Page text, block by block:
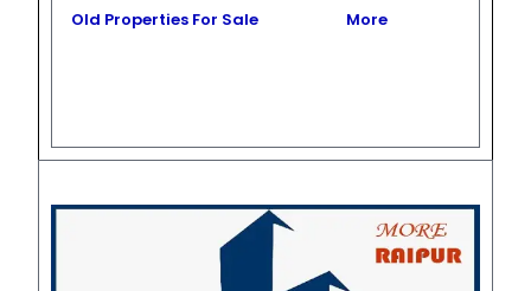
Old Properties For Sale More